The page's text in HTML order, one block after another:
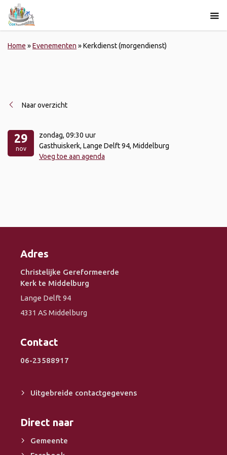
Home »Evenementen »Kerkdienst (morgendienst)
Naar overzicht
29
nov
zondag, 09:30 uur
Gasthuiskerk, Lange Delft 94, Middelburg
Voeg toe aan agenda
Adres
Christelijke Gereformeerde
Kerk te Middelburg
Lange Delft 94
4331 AS Middelburg
Contact
06-23588917
Uitgebreide contactgegevens
Direct naar
Gemeente